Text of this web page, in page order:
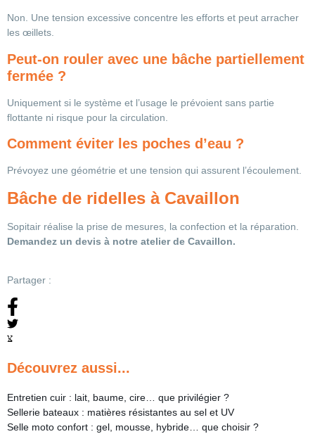
Non. Une tension excessive concentre les efforts et peut arracher
les œillets.
Peut-on rouler avec une bâche partiellement
fermée ?
Uniquement si le système et l’usage le prévoient sans partie
flottante ni risque pour la circulation.
Comment éviter les poches d’eau ?
Prévoyez une géométrie et une tension qui assurent l’écoulement.
Bâche de ridelles à Cavaillon
Sopitair réalise la prise de mesures, la confection et la réparation.
Demandez un devis à notre atelier de Cavaillon.
Partager :
Découvrez aussi...
Entretien cuir : lait, baume, cire… que privilégier ?
Sellerie bateaux : matières résistantes au sel et UV
Selle moto confort : gel, mousse, hybride… que choisir ?